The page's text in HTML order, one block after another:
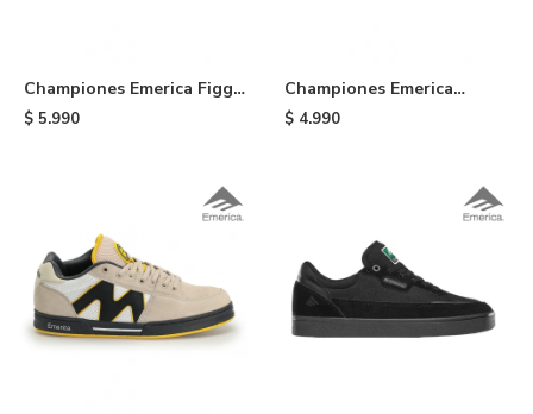
Championes Emerica Figgy
G6 - Black
$ 5.990
Championes Emerica
Dickson X Six Feet Above -
$ 4.990